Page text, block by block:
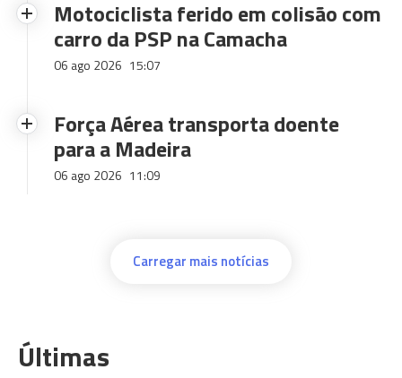
Motociclista ferido em colisão com
carro da PSP na Camacha
06 ago 2026 15:07
Força Aérea transporta doente
para a Madeira
06 ago 2026 11:09
Carregar mais notícias
Últimas